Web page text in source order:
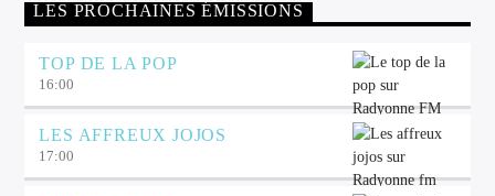
LES PROCHAINES ÉMISSIONS
TOP DE LA POP
16:00
LES AFFREUX JOJOS
17:00